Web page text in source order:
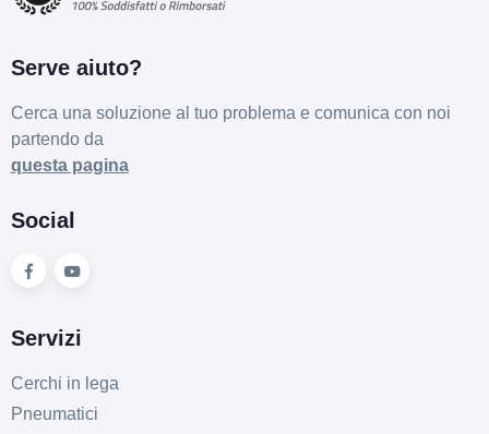
Serve aiuto?
Cerca una soluzione al tuo problema e comunica con noi
partendo da
questa pagina
Social
Servizi
Cerchi in lega
Pneumatici